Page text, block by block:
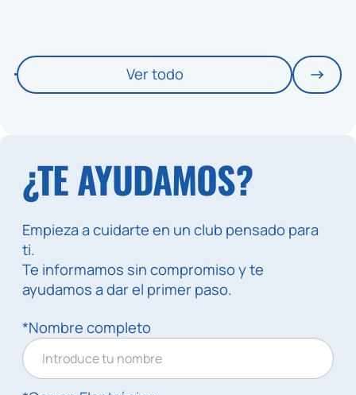
Ver todo
¿TE AYUDAMOS?
Empieza a cuidarte en un club pensado para
ti.
Te informamos sin compromiso y te
ayudamos a dar el primer paso.
*Nombre completo